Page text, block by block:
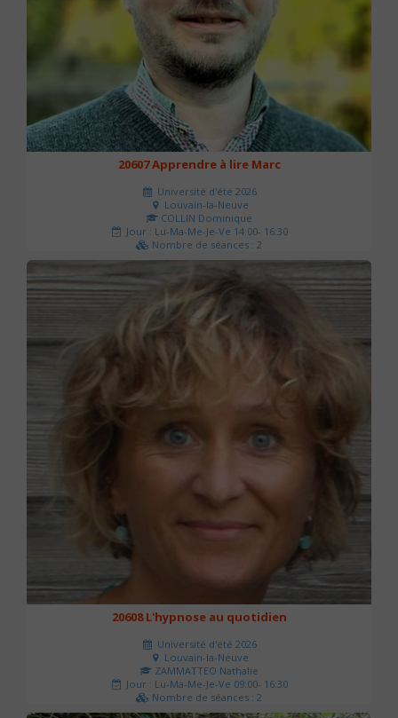
20607 Apprendre à lire Marc
Université d'été 2026
Louvain-la-Neuve
COLLIN Dominique
Jour : Lu-Ma-Me-Je-Ve 14:00- 16:30
Nombre de séances : 2
51 €
20608 L'hypnose au quotidien
Université d'été 2026
Louvain-la-Neuve
ZAMMATTEO Nathalie
Jour : Lu-Ma-Me-Je-Ve 09:00- 16:30
Nombre de séances : 2
140 €